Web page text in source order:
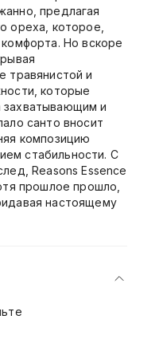
предлагая
ореха, которое,
Но вскоре
травянистой и
которые
и
санто вносит
композицию
стабильности. С
Reasons Essence
прошлое прошло,
настоящему